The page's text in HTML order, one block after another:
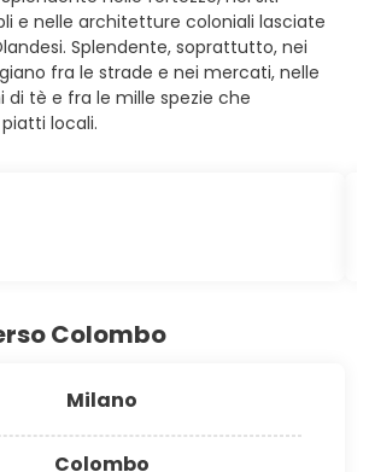
e nelle architetture coloniali lasciate
Splendente, soprattutto, nei
fra le strade e nei mercati, nelle
di tè e fra le mille spezie che
locali.
Colombo
Milano
Colombo